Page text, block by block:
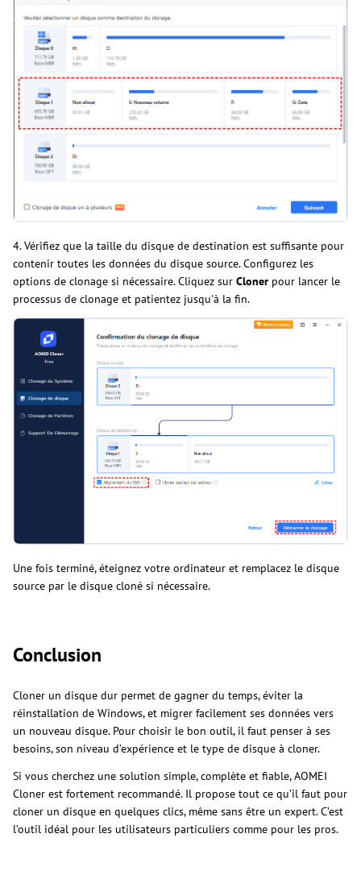
4. Vérifiez que la taille du disque de destination est suffisante pour
contenir toutes les données du disque source. Configurez les
options de clonage si nécessaire. Cliquez sur Cloner pour lancer le
processus de clonage et patientez jusqu'à la fin.
Une fois terminé, éteignez votre ordinateur et remplacez le disque
source par le disque cloné si nécessaire.
Conclusion
Cloner un disque dur permet de gagner du temps, éviter la
réinstallation de Windows, et migrer facilement ses données vers
un nouveau disque. Pour choisir le bon outil, il faut penser à ses
besoins, son niveau d’expérience et le type de disque à cloner.
Si vous cherchez une solution simple, complète et fiable, AOMEI
Cloner est fortement recommandé. Il propose tout ce qu’il faut pour
cloner un disque en quelques clics, même sans être un expert. C’est
l’outil idéal pour les utilisateurs particuliers comme pour les pros.